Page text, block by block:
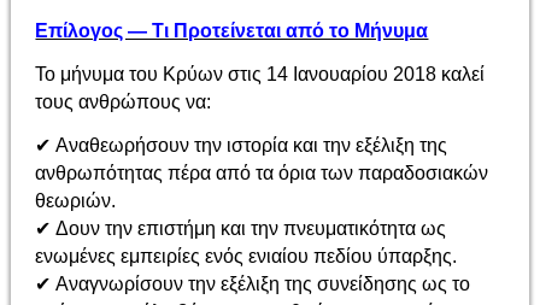
Επίλογος — Τι Προτείνεται από το Μήνυμα
Το μήνυμα του Κρύων στις 14 Ιανουαρίου 2018 καλεί
τους ανθρώπους να:
✔ Αναθεωρήσουν την ιστορία και την εξέλιξη της
ανθρωπότητας πέρα από τα όρια των παραδοσιακών
θεωριών.
✔ Δουν την επιστήμη και την πνευματικότητα ως
ενωμένες εμπειρίες ενός ενιαίου πεδίου ύπαρξης.
✔ Αναγνωρίσουν την εξέλιξη της συνείδησης ως το